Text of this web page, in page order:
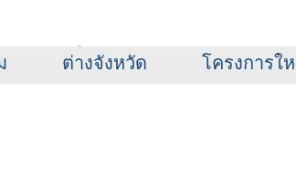
สนอขายที่ดิน นโยบายคุ้มครองข้อ
ต่างจังหวัด โครงการใ